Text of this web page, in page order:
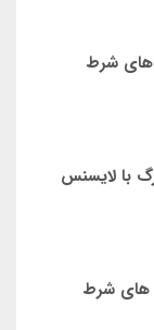
شرط
با لایسنس
های شرط